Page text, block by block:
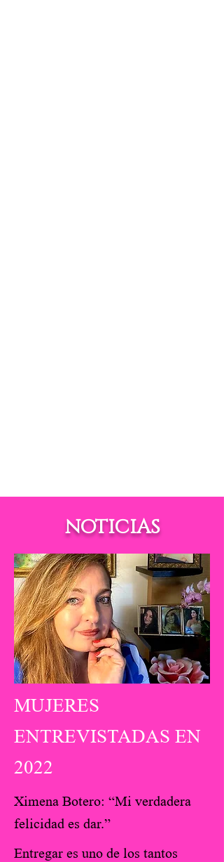
NOTICIAS
MUJERES
ENTREVISTADAS EN
2022
Ximena Botero: “Mi verdadera
felicidad es dar.”
Entregar es uno de los tantos